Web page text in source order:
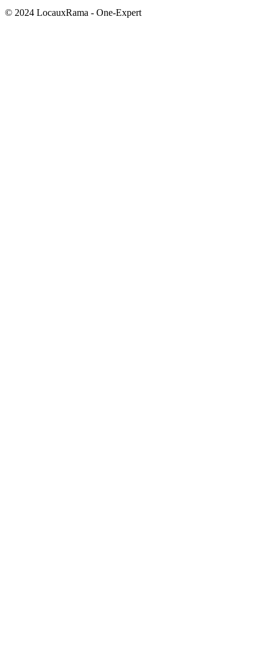
© 2024 LocauxRama - One-Expert